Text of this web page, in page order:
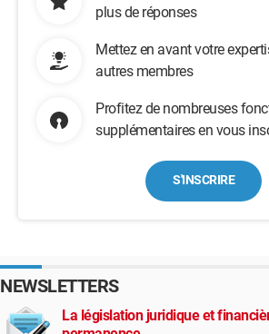
plus de réponses
Mettez en avant votre
autres membres
Profitez de nombreuses
supplémentaires en vous
S'INSCRIRE
NEWSLETTERS
La législation juridique et